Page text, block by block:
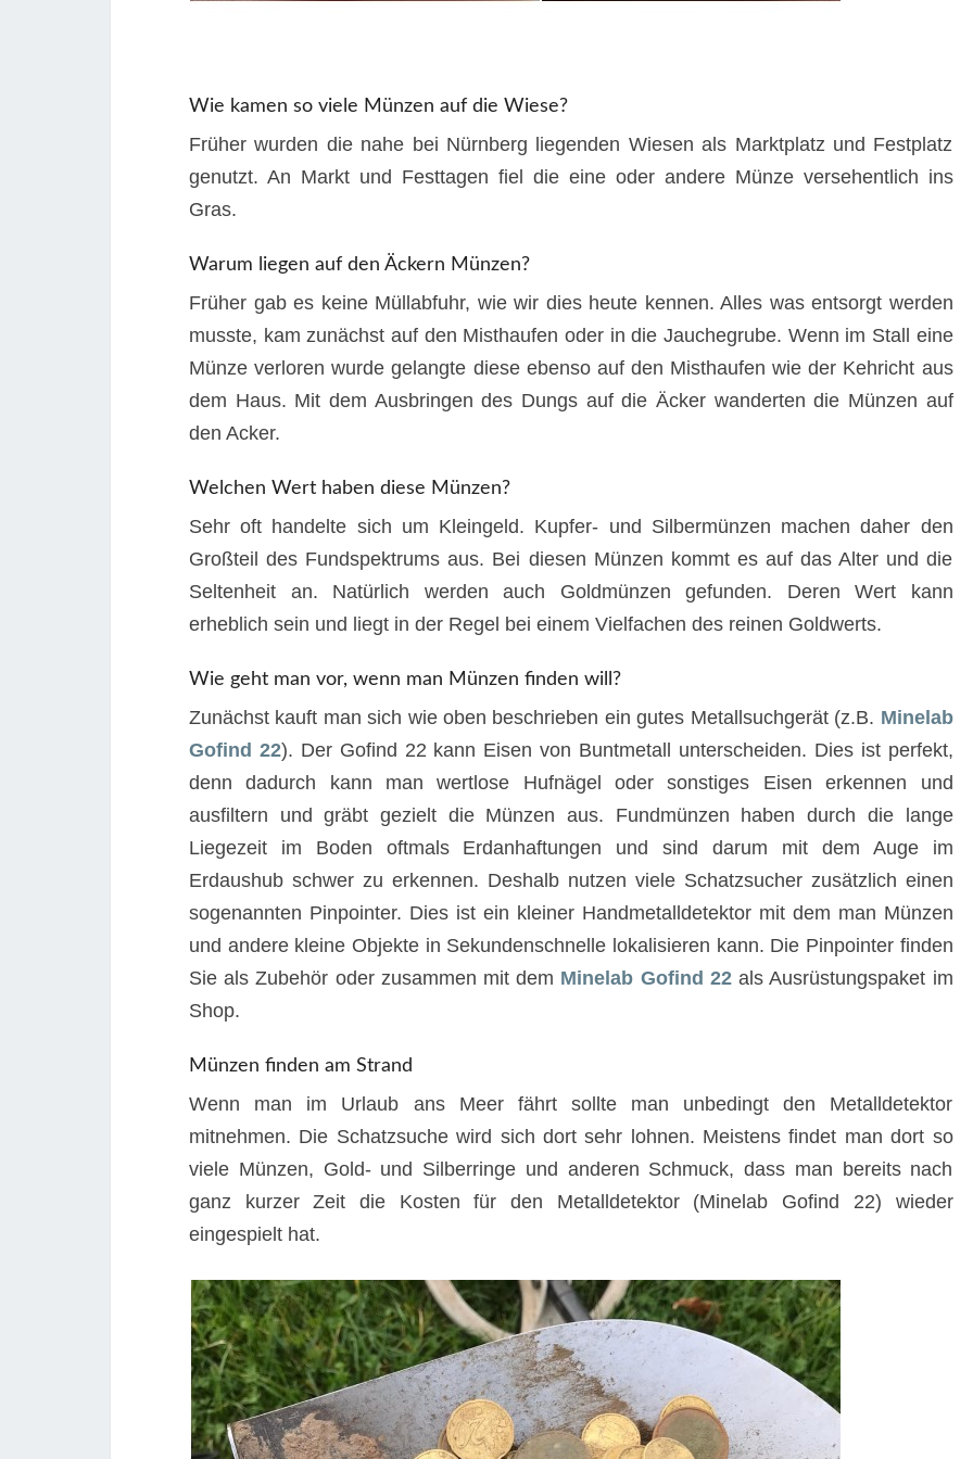
Wie kamen so viele Münzen auf die Wiese?
Früher wurden die nahe bei Nürnberg liegenden Wiesen als Marktplatz und Festplatz
genutzt. An Markt und Festtagen fiel die eine oder andere Münze versehentlich ins
Gras.
Warum liegen auf den Äckern Münzen?
Früher gab es keine Müllabfuhr, wie wir dies heute kennen. Alles was entsorgt werden
musste, kam zunächst auf den Misthaufen oder in die Jauchegrube. Wenn im Stall eine
Münze verloren wurde gelangte diese ebenso auf den Misthaufen wie der Kehricht aus
dem Haus. Mit dem Ausbringen des Dungs auf die Äcker wanderten die Münzen auf
den Acker.
Welchen Wert haben diese Münzen?
Sehr oft handelte sich um Kleingeld. Kupfer- und Silbermünzen machen daher den
Großteil des Fundspektrums aus. Bei diesen Münzen kommt es auf das Alter und die
Seltenheit an. Natürlich werden auch Goldmünzen gefunden. Deren Wert kann
erheblich sein und liegt in der Regel bei einem Vielfachen des reinen Goldwerts.
Wie geht man vor, wenn man Münzen finden will?
Zunächst kauft man sich wie oben beschrieben ein gutes Metallsuchgerät (z.B. Minelab
Gofind 22). Der Gofind 22 kann Eisen von Buntmetall unterscheiden. Dies ist perfekt,
denn dadurch kann man wertlose Hufnägel oder sonstiges Eisen erkennen und
ausfiltern und gräbt gezielt die Münzen aus. Fundmünzen haben durch die lange
Liegezeit im Boden oftmals Erdanhaftungen und sind darum mit dem Auge im
Erdaushub schwer zu erkennen. Deshalb nutzen viele Schatzsucher zusätzlich einen
sogenannten Pinpointer. Dies ist ein kleiner Handmetalldetektor mit dem man Münzen
und andere kleine Objekte in Sekundenschnelle lokalisieren kann. Die Pinpointer finden
Sie als Zubehör oder zusammen mit dem Minelab Gofind 22als Ausrüstungspaket im
Shop.
Münzen finden am Strand
Wenn man im Urlaub ans Meer fährt sollte man unbedingt den Metalldetektor
mitnehmen. Die Schatzsuche wird sich dort sehr lohnen. Meistens findet man dort so
viele Münzen, Gold- und Silberringe und anderen Schmuck, dass man bereits nach
ganz kurzer Zeit die Kosten für den Metalldetektor (Minelab Gofind 22) wieder
eingespielt hat.